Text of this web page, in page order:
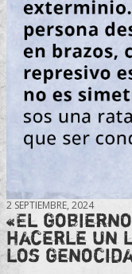
2 SEPTIEMBRE, 2024
«El
hacerle un
los